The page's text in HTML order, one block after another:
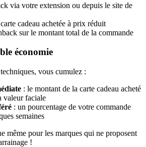
via votre extension ou depuis le site de
cadeau achetée à prix réduit
sur le montant total de la commande
économie
vous cumulez :
: le montant de la carte cadeau acheté
valeur faciale
: un pourcentage de votre commande
semaines
même pour les marques qui ne proposent
!